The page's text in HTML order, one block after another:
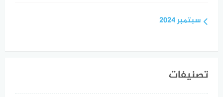
سبتمبر 2024
تصنيفات